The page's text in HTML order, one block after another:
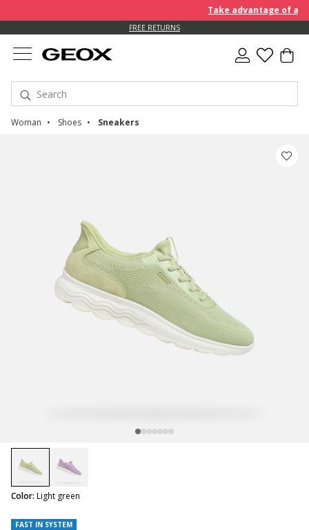
Take advantage of an
FREE RETURNS
Woman Shoes Sneakers
FAST IN SYSTEM
Color: Light green
selected